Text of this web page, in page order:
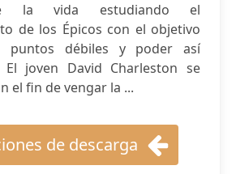
la vida estudiando el
de los Épicos con el objetivo
puntos débiles y poder así
El joven David Charleston se
el fin de vengar la ...
de descarga